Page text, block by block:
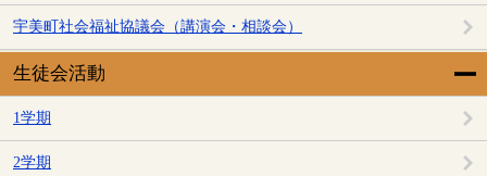
宇美町社会福祉協議会（講演会・相談会）
生徒会活動
1学期
2学期